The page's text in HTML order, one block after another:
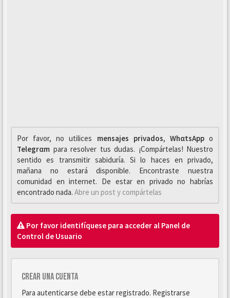
Por favor, no utilices mensajes privados, WhαtsAppo
Telegrαm para resolver tus dudas. ¡Compártelas! Nuestro
sentido es transmitir sabiduría. Si lo haces en privado,
mañana no estará disponible. Encontraste nuestra
comunidad en internet. De estar en privado no habrías
encontrado nada. Abre un post y compártelas
Por favor identifíquese para acceder al Panel de
Control de Usuario
Crear una cuenta
Para autenticarse debe estar registrado. Registrarse